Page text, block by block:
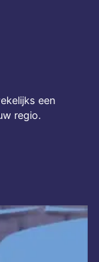
een
regio.